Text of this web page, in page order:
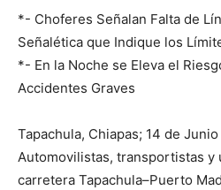
*- Choferes Señalan Falta de
Señalética que Indique los
*- En la Noche se Eleva el
Accidentes Graves
Tapachula, Chiapas; 14 de
Automovilistas, transportistas y
carretera Tapachula–Puerto